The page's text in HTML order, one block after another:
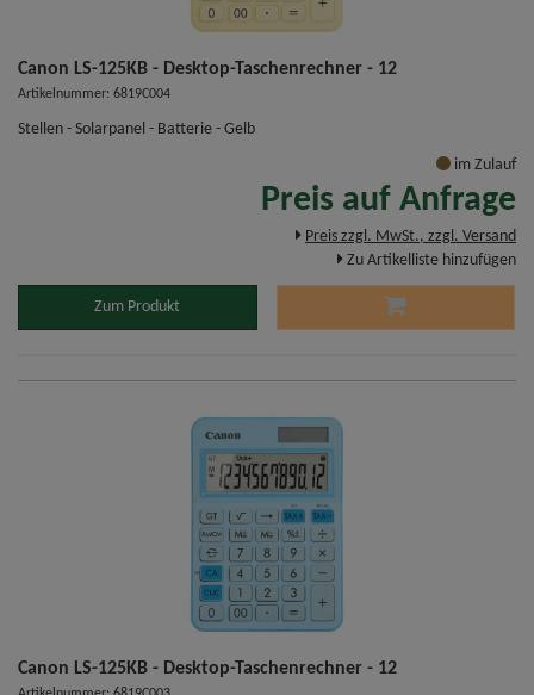
Canon LS-125KB - Desktop-Taschenrechner - 12
Artikelnummer: 6819C004
Stellen - Solarpanel - Batterie - Gelb
im Zulauf
Preis auf Anfrage
Preis zzgl. MwSt., zzgl. Versand
Zu Artikelliste hinzufügen
Zum Produkt
Canon LS-125KB - Desktop-Taschenrechner - 12